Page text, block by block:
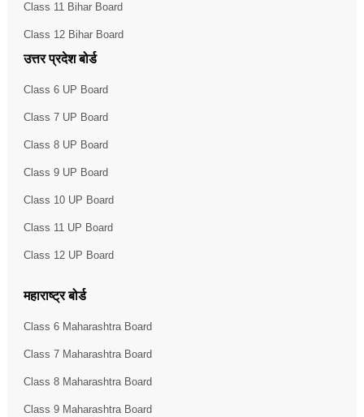
Class 11 Bihar Board
Class 12 Bihar Board
उत्तर प्रदेश बोर्ड
Class 6 UP Board
Class 7 UP Board
Class 8 UP Board
Class 9 UP Board
Class 10 UP Board
Class 11 UP Board
Class 12 UP Board
महाराष्ट्र बोर्ड
Class 6 Maharashtra Board
Class 7 Maharashtra Board
Class 8 Maharashtra Board
Class 9 Maharashtra Board